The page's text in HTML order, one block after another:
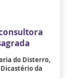
do Disterro,
da